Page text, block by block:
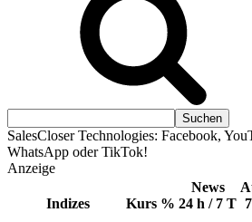
SalesCloser Technologies: Facebook,
WhatsApp oder TikTok!
Anzeige
Indizes Kurs %
News
24 h / 7 T